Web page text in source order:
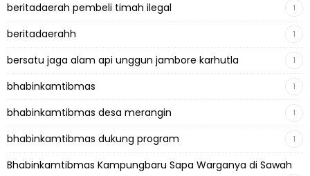
beritadaerah pembeli timah ilegal 1
beritadaerahh 1
bersatu jaga alam api unggun jambore karhutla 1
bhabinkamtibmas 1
bhabinkamtibmas desa merangin 1
bhabinkamtibmas dukung program 1
Bhabinkamtibmas Kampungbaru Sapa Warganya di Sawah